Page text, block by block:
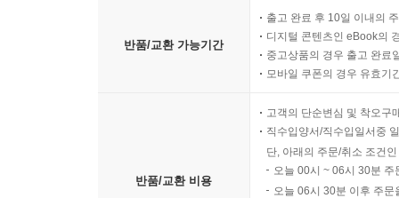
반품/교환 가능기간
출고 완료 후 10일 이내의
디지털 콘텐츠인 eBook의
중고상품의 경우 출고 완료
모바일 쿠폰의 경우 유효기
반품/교환 비용
고객의 단순변심 및 착오구
직수입양서/직수입일서중
단, 아래의 주문/취소 조건
오늘 00시 ~ 06시 30분
오늘 06시 30분 이후 주